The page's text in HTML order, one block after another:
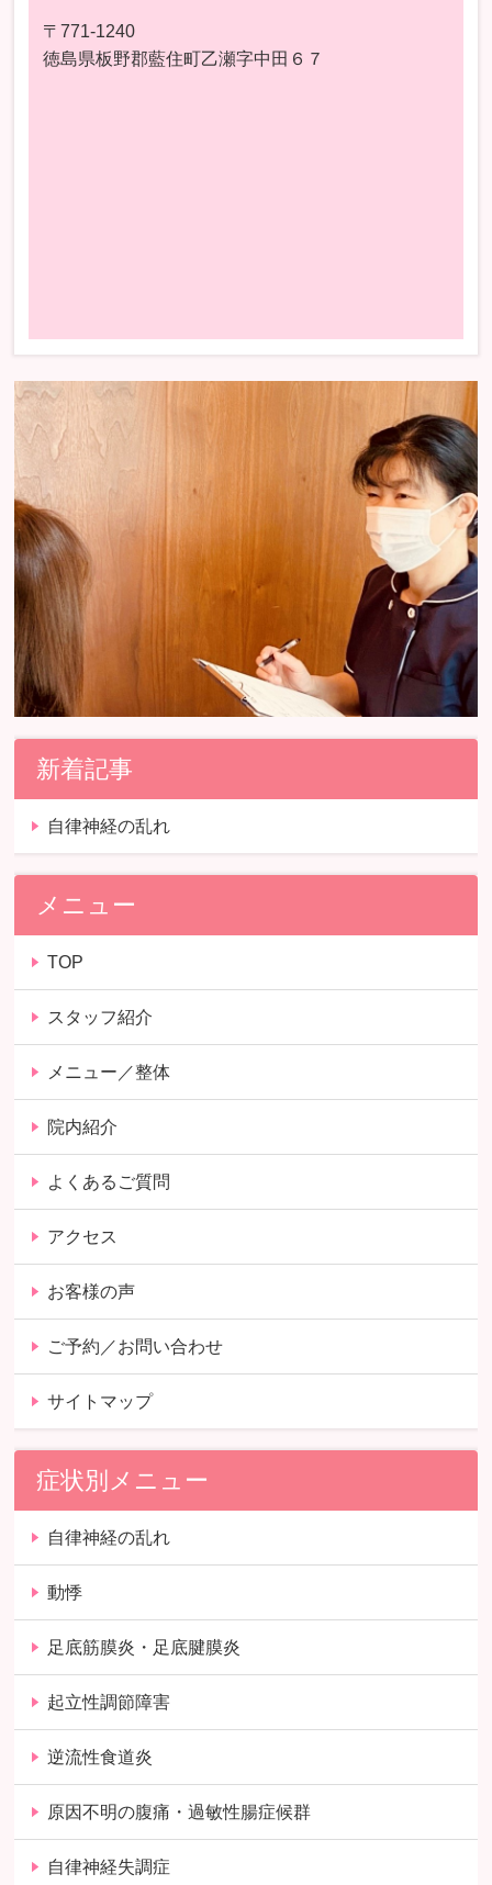
〒771-1240
徳島県板野郡藍住町乙瀬字中田６７
新着記事
自律神経の乱れ
メニュー
TOP
スタッフ紹介
メニュー／整体
院内紹介
よくあるご質問
アクセス
お客様の声
ご予約／お問い合わせ
サイトマップ
症状別メニュー
自律神経の乱れ
動悸
足底筋膜炎・足底腱膜炎
起立性調節障害
逆流性食道炎
原因不明の腹痛・過敏性腸症候群
自律神経失調症